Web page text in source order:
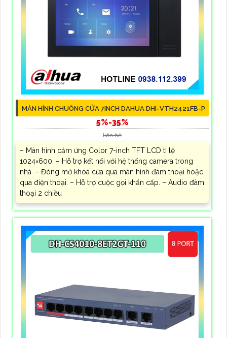
MÀN HÌNH CHUÔNG CỬA 7INCH DAHUA DHI-VTH2421FB-P
5%-35%
liên hệ
– Màn hình cảm ứng Color 7-inch TFT LCD tỉ lệ
1024×600. – Hỗ trợ kết nối với hệ thống camera trong
nhà. – Đóng mở khoá cửa qua màn hình đàm thoại hoặc
qua điện thoại. – Hỗ trợ cuộc gọi khẩn cấp. – Audio đàm
thoại 2 chiều